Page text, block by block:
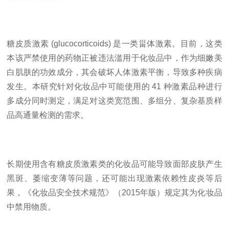
糖皮质激素 (glucocorticoids) 是一类甾体激素。目前，这类
本该严禁使用的药物正被违法滥用于化妆品中，作为细嫩美
白肌肤的功效成分，其会破坏人体激素平衡，导致多种疾病
发生。本研究针对化妆品中可能使用的 41 种激素品种进行
多成分同时测定，满足对这类宽范围、多组分、复杂基质样
品高通量检测的需求。
长期使用含有糖皮质激素类的化妆品可能导致面部皮肤产生
黑斑、萎缩变薄等问题，还可能出现激素依赖性皮炎等后
果，《化妆品安全技术规范》（2015年版）规定其为化妆品
中禁用物质。